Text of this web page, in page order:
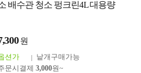
배수관 청소 펑크린4L 대용량
원
션가
낱개구매가능
문시결제 3,000원~